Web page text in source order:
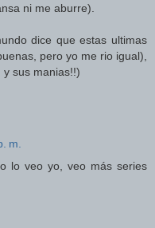
ni me aburre).
dice que estas ultimas
pero yo me rio igual),
sus manias!!)
m.
lo veo yo, veo más series